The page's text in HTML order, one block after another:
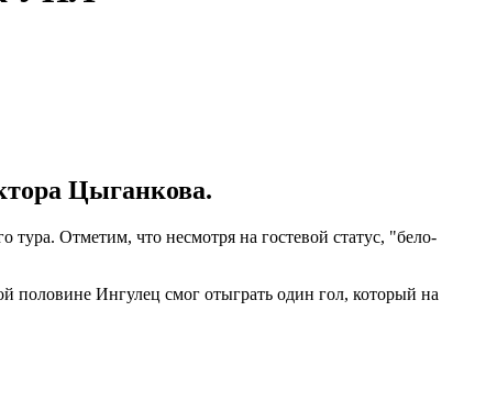
Цыганкова.
Отметим, что несмотря на гостевой статус, "бело-
половине Ингулец смог отыграть один гол, который на